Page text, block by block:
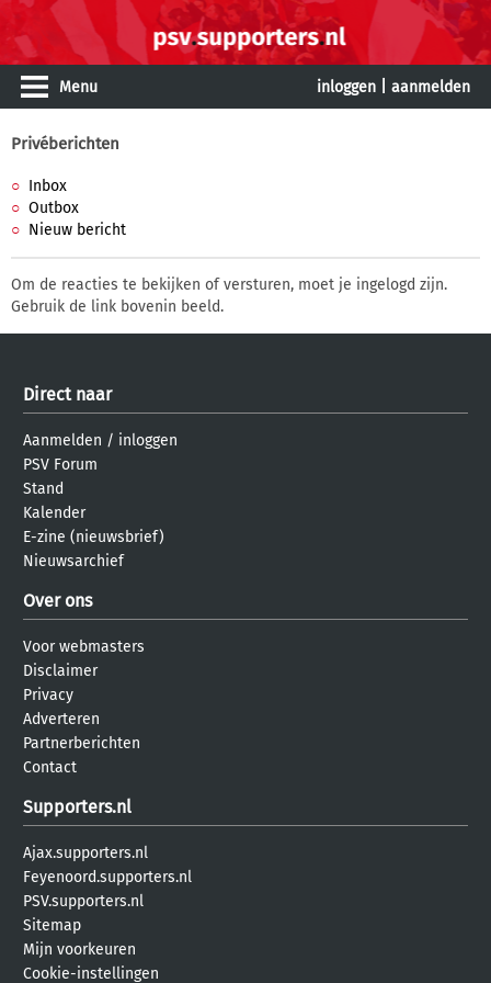
Menu inloggen aanmelden
Privéberichten
Inbox
Outbox
Nieuw bericht
Om de reacties te bekijken of versturen, moet je ingelogd zijn.
Gebruik de link bovenin beeld.
Direct naar
Aanmelden / inloggen
PSV Forum
Stand
Kalender
E-zine (nieuwsbrief)
Nieuwsarchief
Over ons
Voor webmasters
Disclaimer
Privacy
Adverteren
Partnerberichten
Contact
Supporters.nl
Ajax.supporters.nl
Feyenoord.supporters.nl
PSV.supporters.nl
Sitemap
Mijn voorkeuren
Cookie-instellingen